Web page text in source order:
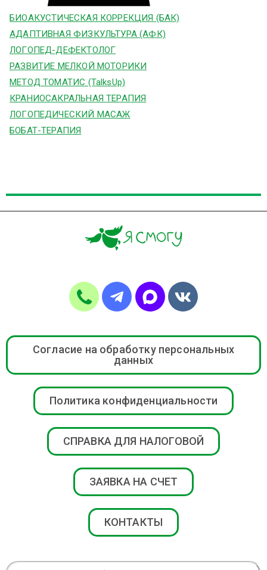
БИОАКУСТИЧЕСКАЯ КОРРЕКЦИЯ (БАК)
АДАПТИВНАЯ ФИЗКУЛЬТУРА (АФК)
ЛОГОПЕД-ДЕФЕКТОЛОГ
РАЗВИТИЕ МЕЛКОЙ МОТОРИКИ
МЕТОД ТОМАТИС (TalksUp)
КРАНИОСАКРАЛЬНАЯ ТЕРАПИЯ
ЛОГОПЕДИЧЕСКИЙ МАСАЖ
БОБАТ-ТЕРАПИЯ
Согласие на обработку персональных
данных
Политика конфиденциальности
СПРАВКА ДЛЯ НАЛОГОВОЙ
ЗАЯВКА НА СЧЕТ
КОНТАКТЫ